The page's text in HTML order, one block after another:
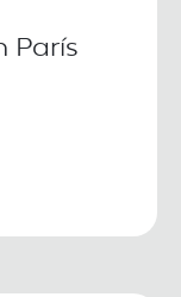
París